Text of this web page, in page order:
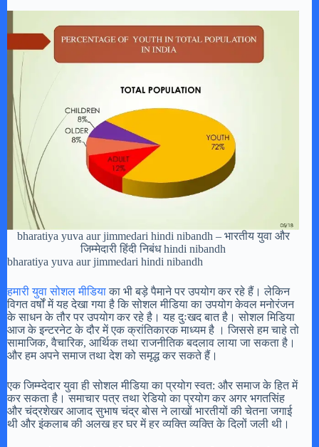
bharatiya yuva aur jimmedari hindi nibandh – भारतीय युवा और
जिम्मेदारी हिंदी निबंध hindi nibandh
bharatiya yuva aur jimmedari hindi nibandh
हमारी युवा सोशल मीडियाका भी बड़े पैमाने पर उपयोग कर रहे हैं। लेकिन
विगत वर्षों में यह देखा गया है कि सोशल मीडिया का उपयोग केवल मनोरंजन
के साधन के तौर पर उपयोग कर रहे है। यह दुःखद बात है। सोशल मिडिया
आज के इन्टरनेट के दौर में एक क्रांतिकारक माध्यम है । जिससे हम चाहे तो
सामाजिक, वैचारिक, आर्थिक तथा राजनीतिक बदलाव लाया जा सकता है।
और हम अपने समाज तथा देश को समृद्ध कर सकते हैं।
एक जिम्म्देदार युवा ही सोशल मीडिया का प्रयोग स्वत: और समाज के हित में
कर सकता है। समाचार पत्र तथा रेडियो का प्रयोग कर अगर भगतसिंह
और चंद्रशेखर आजाद सुभाष चंद्र बोस ने लाखों भारतीयों की चेतना जगाई
थी और इंकलाब की अलख हर घर में हर व्यक्ति व्यक्ति के दिलों जली थी।